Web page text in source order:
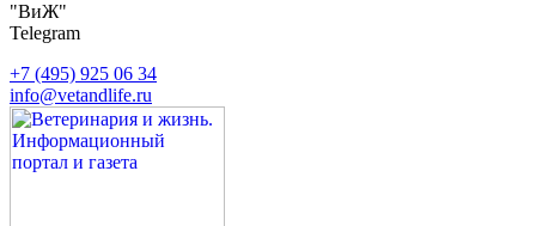
"ВиЖ"
Telegram
+7 (495) 925 06 34
info@vetandlife.ru